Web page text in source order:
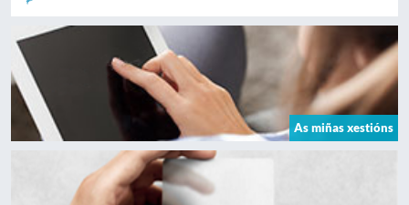
As miñas xestións